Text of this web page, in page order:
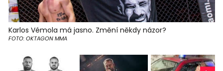
Karlos Vémola má jasno. Změní někdy názor?
FOTO: OKTAGON MMA